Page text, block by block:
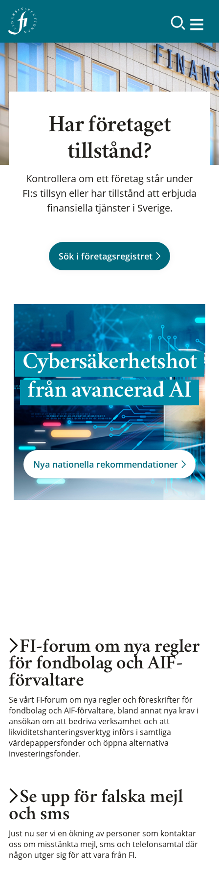
Har företaget
tillstånd?
Kontrollera om ett företag står under
FI:s tillsyn eller har tillstånd att erbjuda
finansiella tjänster i Sverige.
Sök i företagsregistret
Cybersäkerhetshot
från avancerad AI
Nya nationella rekommendationer
Se upp för falska mejl
och sms
Just nu ser vi en ökning av personer som kontaktar
oss om misstänkta mejl, sms och telefonsamtal där
någon utger sig för att vara från FI.
FI-forum om nya regler
för fondbolag och AIF-
förvaltare
Se vårt FI-forum om nya regler och föreskrifter för
fondbolag och AIF-förvaltare, bland annat nya krav i
ansökan om att bedriva verksamhet och att
likviditetshanteringsverktyg införs i samtliga
värdepappersfonder och öppna alternativa
investeringsfonder.